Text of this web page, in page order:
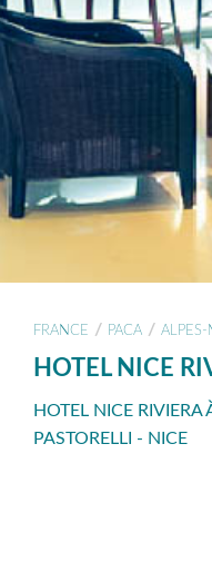
FRANCE / PACA / ALPES-
HOTEL NICE
HOTEL NICE
PASTORELLI - NICE